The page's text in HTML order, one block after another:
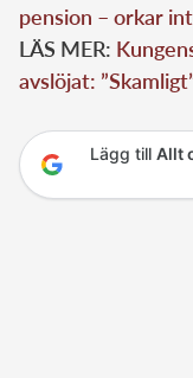
pension – orkar
LÄS MER:
avslöjat:
Lägg till Allt